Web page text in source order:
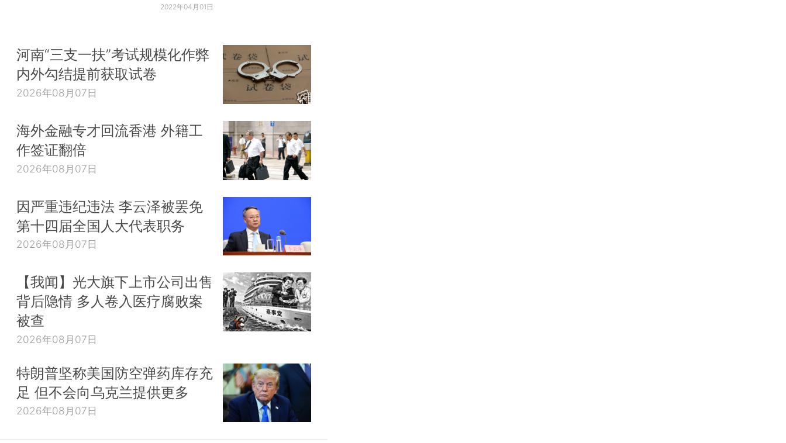
2022年04月01日
河南“三支一扶”考试规模化作弊
内外勾结提前获取试卷
2026年08月07日
海外金融专才回流香港 外籍工
作签证翻倍
2026年08月07日
因严重违纪违法 李云泽被罢免
第十四届全国人大代表职务
2026年08月07日
【我闻】光大旗下上市公司出售
背后隐情 多人卷入医疗腐败案
被查
2026年08月07日
特朗普坚称美国防空弹药库存充
足 但不会向乌克兰提供更多
2026年08月07日